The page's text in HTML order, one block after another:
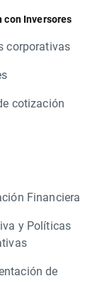
con Inversores
corporativas
cotización
Financiera
y Políticas
de